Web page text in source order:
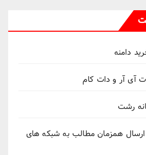
دامنه
آی آر و دات کام
رشت
همزمان مطالب به شبکه های